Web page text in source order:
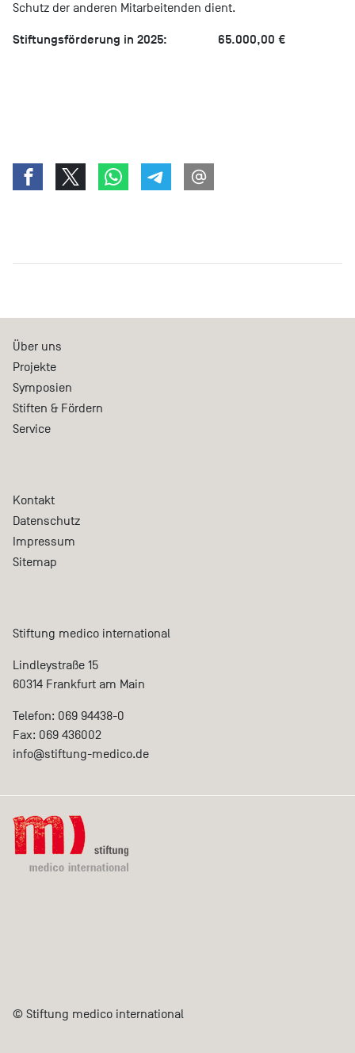
Schutz der anderen Mitarbeitenden dient.
Stiftungsförderung in 2025: 65.000,00 €
Über uns
Projekte
Symposien
Stiften & Fördern
Service
Kontakt
Datenschutz
Impressum
Sitemap
Stiftung medico international
Lindleystraße 15
60314 Frankfurt am Main
Telefon: 069 94438-0
Fax: 069 436002
info@stiftung-medico.de
© Stiftung medico international